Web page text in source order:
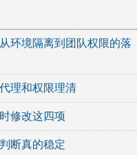
环境隔离到团队权限的落
理和权限理清
修改这四项
断真的稳定